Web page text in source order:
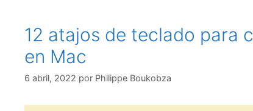
12 atajos de teclado para
en Mac
6 abril, 2022 por Philippe Boukobza